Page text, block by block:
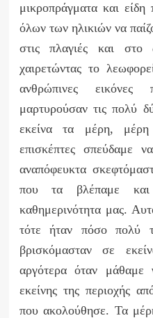
μικροπράγματα και είδη
όλων των ηλικιών να
στις πλαγιές και στο
χαιρετώντας το
ανθρώπινες
μαρτυρούσαν τις πολύ
εκείνα τα μέρη,
επισκέπτες σπεύδαμε
αναπόφευκτα
που τα βλέπαμε
καθημερινότητα μας.
τότε ήταν πόσο πολύ
βρισκόμασταν σε
αργότερα όταν μάθαμε
εκείνης της περιοχής
που ακολούθησε. Τα